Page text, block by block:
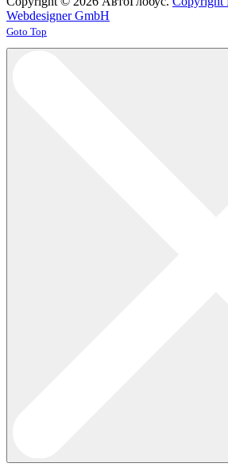
Webdesigner GmbH
Joomla! 3 Templates
Goto Top